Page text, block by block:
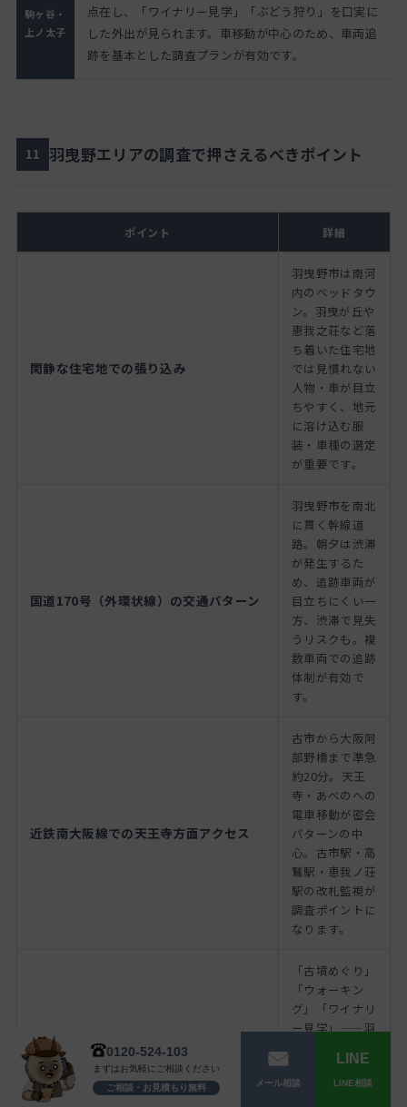
駒ヶ谷・
上ノ太子
点在し、「ワイナリー見学」「ぶどう狩り」を口実に
した外出が見られます。車移動が中心のため、車両追
跡を基本とした調査プランが有効です。
11 羽曳野エリアの調査で押さえるべきポイント
ポイント 詳細
閑静な住宅地での張り込み
羽曳野市は南河
内のベッドタウ
ン。羽曳が丘や
恵我之荘など落
ち着いた住宅地
では見慣れない
人物・車が目立
ちやすく、地元
に溶け込む服
装・車種の選定
が重要です。
国道170号（外環状線）の交通パターン
羽曳野市を南北
に貫く幹線道
路。朝夕は渋滞
が発生するた
め、追跡車両が
目立ちにくい一
方、渋滞で見失
うリスクも。複
数車両での追跡
体制が有効で
す。
近鉄南大阪線での天王寺方面アクセス
古市から大阪阿
部野橋まで準急
約20分。天王
寺・あべのへの
電車移動が密会
パターンの中
心。古市駅・高
鷲駅・恵我ノ荘
駅の改札監視が
調査ポイントに
なります。
古墳群・観光スポットを口実にした外出
「古墳めぐり」
「ウォーキン
グ」「ワイナリ
ー見学」——羽
立しやすいスポ
ットが多い地
0120-524-103
まずはお気軽にご相談ください
ご相談・お見積もり無料
メール相談
LINE
LINE相談